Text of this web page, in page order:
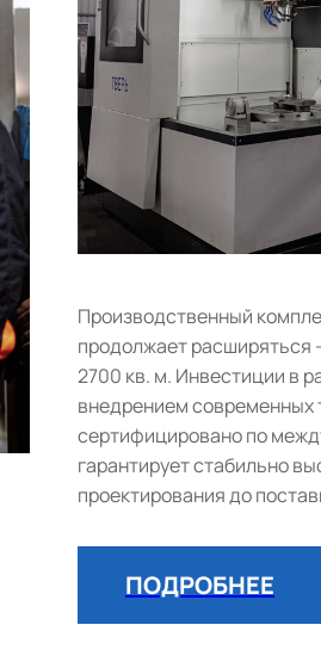
Производственный
продолжает расширяться
2700 кв. м. Инвестиции в
внедрением современных
сертифицировано по
гарантирует стабильно
проектирования до
ПОДРОБНЕЕ